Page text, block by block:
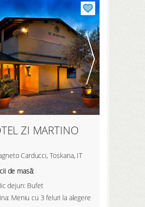
ZI MARTINO
Carducci, Toskana, IT
de masă:
dejun: Bufet
Meniu cu 3 feluri la alegere